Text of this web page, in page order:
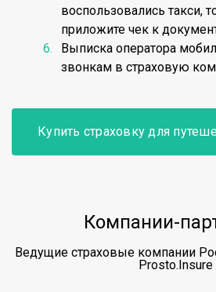
воспользовались такси,
приложите чек к
Выписка оператора
звонкам в страховую
Купить страховку для
Компании-
Ведущие страховые компании
Prosto.Insure